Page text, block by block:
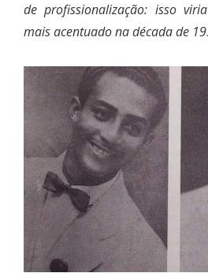
de profissionalização: isso
mais acentuado na década de